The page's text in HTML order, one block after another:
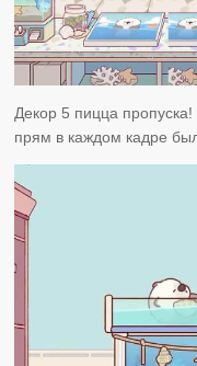
Декор 5 пицца пропуска!
прям в каждом кадре